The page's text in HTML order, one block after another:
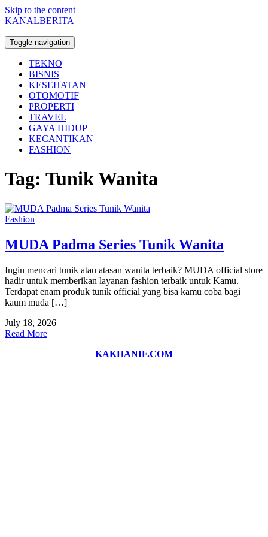
Skip to the content
KANALBERITA
Toggle navigation
TEKNO
BISNIS
KESEHATAN
OTOMOTIF
PROPERTI
TRAVEL
GAYA HIDUP
KECANTIKAN
FASHION
Tag: Tunik Wanita
Fashion
MUDA Padma Series Tunik Wanita
Ingin mencari tunik atau atasan wanita terbaik? MUDA official store
hadir untuk memberikan layanan fashion terbaik untuk Kamu.
Terdapat enam produk tunik official yang bisa kamu coba bagi
kaum muda […]
July 18, 2026
Read More
KAKHANIF.COM